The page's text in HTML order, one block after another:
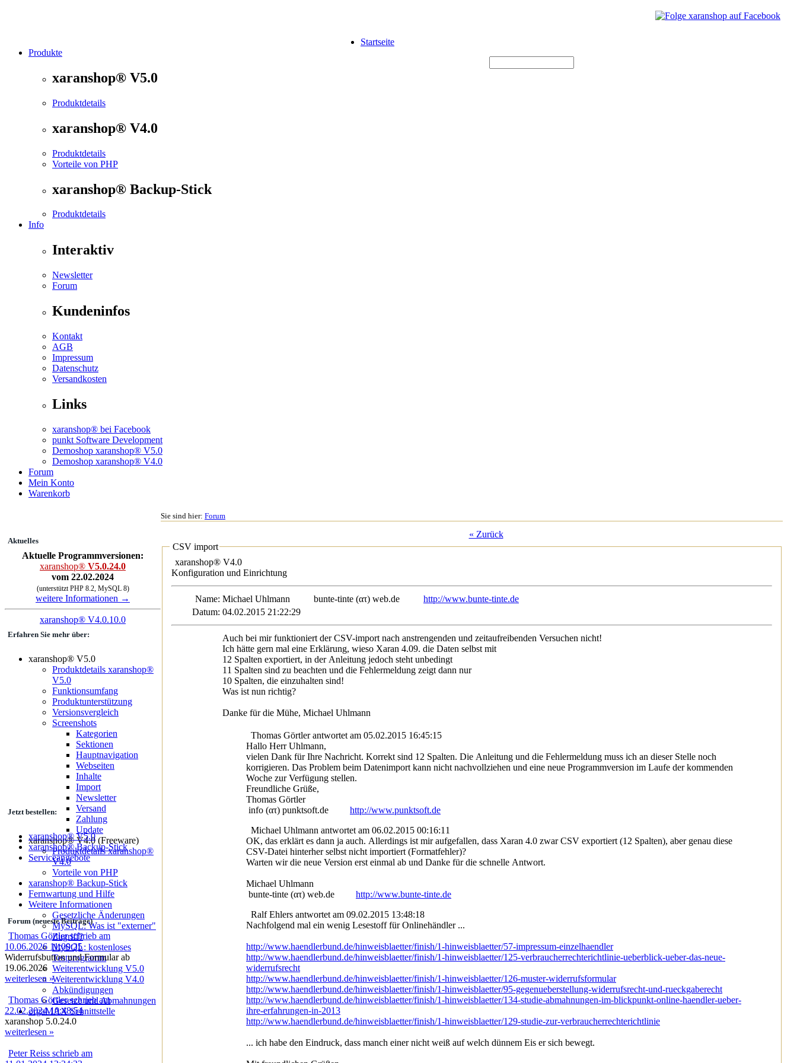
Startseite
Produkte
xaranshop® V5.0
Produktdetails
xaranshop® V4.0
Produktdetails
Vorteile von PHP
xaranshop® Backup-Stick
Produktdetails
Info
Interaktiv
Newsletter
Forum
Kundeninfos
Kontakt
AGB
Impressum
Datenschutz
Versandkosten
Links
xaranshop® bei Facebook
punkt Software Development
Demoshop xaranshop® V5.0
Demoshop xaranshop® V4.0
Forum
Mein Konto
Warenkorb
Aktuelles
Aktuelle Programmversionen:
xaranshop® V5.0.24.0
vom 22.02.2024
(unterstützt PHP 8.2, MySQL 8)
weitere Informationen →
xaranshop® V4.0.10.0
Erfahren Sie mehr über:
xaranshop® V5.0
Produktdetails xaranshop®
V5.0
Funktionsumfang
Produktunterstützung
Versionsvergleich
Screenshots
Kategorien
Sektionen
Hauptnavigation
Webseiten
Inhalte
Import
Newsletter
Versand
Zahlung
Update
xaranshop® V4.0 (Freeware)
Produktdetails xaranshop®
V4.0
Vorteile von PHP
xaranshop® Backup-Stick
Fernwartung und Hilfe
Weitere Informationen
Gesetzliche Änderungen
MySQL: Was ist "externer"
Zugriff?
MySQL: kostenloses
Testprogramm
Weiterentwicklung V5.0
Weiterentwicklung V4.0
Abkündigungen
Gesetze und Abmahnungen
orgaMAX Schnittstelle
Jetzt bestellen:
xaranshop® V5.0
xaranshop® Backup-Stick
Serviceangebote
Forum (neueste Beiträge)
Thomas Görtler schrieb am
10.06.2026 11:00:25
Widerrufsbutton und Formular ab
19.06.2026
weiterlesen »
Thomas Görtler schrieb am
22.02.2024 10:48:54
xaranshop 5.0.24.0
weiterlesen »
Peter Reiss schrieb am
Sie sind hier: Forum
« Zurück
CSV import
xaranshop® V4.0
Konfiguration und Einrichtung
Name: Michael Uhlmann bunte-tinte (ατ) web.de
http://www.bunte-tinte.de
Datum: 04.02.2015 21:22:29
Auch bei mir funktioniert der CSV-import nach anstrengenden und zeitaufreibenden Versuchen nicht!
Ich hätte gern mal eine Erklärung, wieso Xaran 4.09. die Daten selbst mit
12 Spalten exportiert, in der Anleitung jedoch steht unbedingt
11 Spalten sind zu beachten und die Fehlermeldung zeigt dann nur
10 Spalten, die einzuhalten sind!
Was ist nun richtig?
Danke für die Mühe, Michael Uhlmann
Thomas Görtler antwortet am 05.02.2015 16:45:15
Hallo Herr Uhlmann,
vielen Dank für Ihre Nachricht. Korrekt sind 12 Spalten. Die Anleitung und die Fehlermeldung muss ich an dieser Stelle noch
korrigieren. Das Problem beim Datenimport kann nicht nachvollziehen und eine neue Programmversion im Laufe der kommenden
Woche zur Verfügung stellen.
Freundliche Grüße,
Thomas Görtler
info (ατ) punktsoft.de
http://www.punktsoft.de
Michael Uhlmann antwortet am 06.02.2015 00:16:11
OK, das erklärt es dann ja auch. Allerdings ist mir aufgefallen, dass Xaran 4.0 zwar CSV exportiert (12 Spalten), aber genau diese
CSV-Datei hinterher selbst nicht importiert (Formatfehler)?
Warten wir die neue Version erst einmal ab und Danke für die schnelle Antwort.
Michael Uhlmann
bunte-tinte (ατ) web.de
http://www.bunte-tinte.de
Ralf Ehlers antwortet am 09.02.2015 13:48:18
Nachfolgend mal ein wenig Lesestoff für Onlinehändler ...
http://www.haendlerbund.de/hinweisblaetter/finish/1-hinweisblaetter/57-impressum-einzelhaendler
http://www.haendlerbund.de/hinweisblaetter/finish/1-hinweisblaetter/125-verbraucherrechterichtlinie-ueberblick-ueber-das-neue-
widerrufsrecht
http://www.haendlerbund.de/hinweisblaetter/finish/1-hinweisblaetter/126-muster-widerrufsformular
http://www.haendlerbund.de/hinweisblaetter/finish/1-hinweisblaetter/95-gegenueberstellung-widerrufsrecht-und-rueckgaberecht
http://www.haendlerbund.de/hinweisblaetter/finish/1-hinweisblaetter/134-studie-abmahnungen-im-blickpunkt-online-haendler-ueber-
ihre-erfahrungen-in-2013
http://www.haendlerbund.de/hinweisblaetter/finish/1-hinweisblaetter/129-studie-zur-verbraucherrechterichtlinie
... ich habe den Eindruck, dass manch einer nicht weiß auf welch dünnem Eis er sich bewegt.